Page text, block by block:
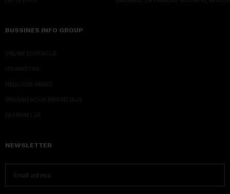
BUSSINES INFO GROUP
ONLINE EDUKACIJE
IZDAVAŠTVO
MEDIJSKE OBUKE
ORGANIZACIJA DOGADJAJA
EKONOM I JA
NEWSLETTER